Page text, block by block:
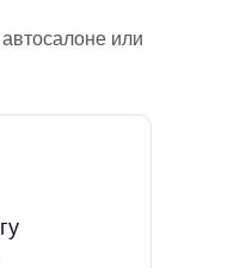
или